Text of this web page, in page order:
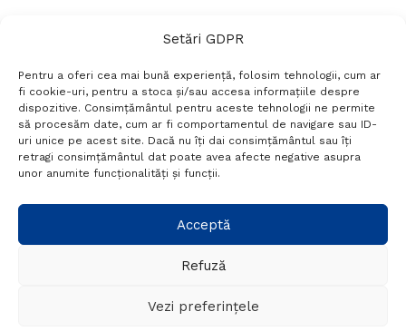
Setări GDPR
Pentru a oferi cea mai bună experiență, folosim tehnologii, cum ar
fi cookie-uri, pentru a stoca și/sau accesa informațiile despre
dispozitive. Consimțământul pentru aceste tehnologii ne permite
să procesăm date, cum ar fi comportamentul de navigare sau ID-
uri unice pe acest site. Dacă nu îți dai consimțământul sau îți
retragi consimțământul dat poate avea afecte negative asupra
unor anumite funcționalități și funcții.
Acceptă
Refuză
Vezi preferințele
Termeni si conditii
Politică de confidențialitate
Politica cookies
Setări GDPR
+40 788 760 194